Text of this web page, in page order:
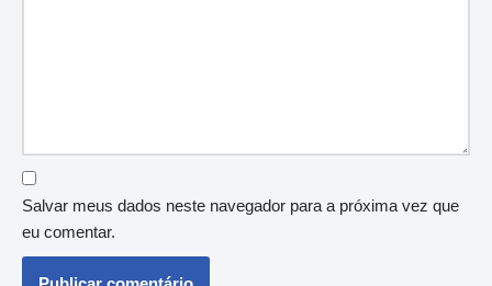
Salvar meus dados neste navegador para a próxima vez que
eu comentar.